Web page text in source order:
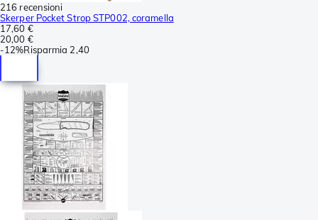
216 recensioni
Skerper Pocket Strop STP002, coramella
17,60 €
20,00 €
-12%Risparmia 2,40